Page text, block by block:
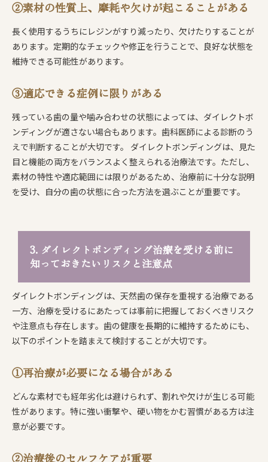
②素材の性質上、摩耗や欠けが起こることがある
長く使用するうちにレジンがすり減ったり、欠けたりすることが
あります。定期的なチェックや修正を行うことで、良好な状態を
維持できる可能性があります。
③適応できる症例に限りがある
残っている歯の量や噛み合わせの状態によっては、ダイレクトボ
ンディングが適さない場合もあります。歯科医師による診断のう
えで判断することが大切です。 ダイレクトボンディングは、見た
目と機能の両方をバランスよく整えられる治療法です。ただし、
素材の特性や適応範囲には限りがあるため、治療前に十分な説明
を受け、自分の歯の状態に合った方法を選ぶことが重要です。
3. ダイレクトボンディング治療を受ける前に
知っておきたいリスクと注意点
ダイレクトボンディングは、天然歯の保存を重視する治療である
一方、治療を受けるにあたっては事前に把握しておくべきリスク
や注意点も存在します。歯の健康を長期的に維持するためにも、
以下のポイントを踏まえて検討することが大切です。
①再治療が必要になる場合がある
どんな素材でも経年劣化は避けられず、割れや欠けが生じる可能
性があります。特に強い衝撃や、硬い物をかむ習慣がある方は注
意が必要です。
②治療後のセルフケアが重要